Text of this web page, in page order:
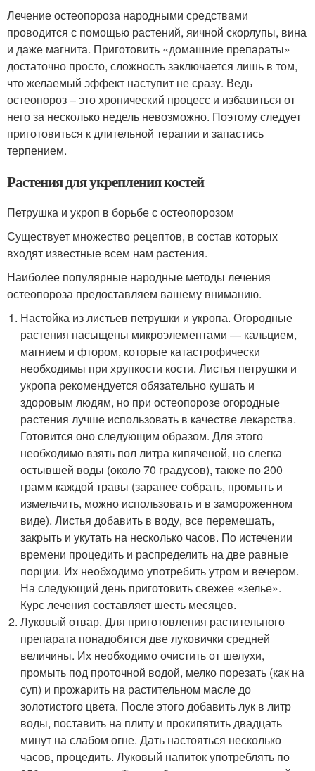
Лечение остеопороза народными средствами
проводится с помощью растений, яичной скорлупы, вина
и даже магнита. Приготовить «домашние препараты»
достаточно просто, сложность заключается лишь в том,
что желаемый эффект наступит не сразу. Ведь
остеопороз – это хронический процесс и избавиться от
него за несколько недель невозможно. Поэтому следует
приготовиться к длительной терапии и запастись
терпением.
Растения для укрепления костей
Петрушка и укроп в борьбе с остеопорозом
Существует множество рецептов, в состав которых
входят известные всем нам растения.
Наиболее популярные народные методы лечения
остеопороза предоставляем вашему вниманию.
Настойка из листьев петрушки и укропа. Огородные
растения насыщены микроэлементами — кальцием,
магнием и фтором, которые катастрофически
необходимы при хрупкости кости. Листья петрушки и
укропа рекомендуется обязательно кушать и
здоровым людям, но при остеопорозе огородные
растения лучше использовать в качестве лекарства.
Готовится оно следующим образом. Для этого
необходимо взять пол литра кипяченой, но слегка
остывшей воды (около 70 градусов), также по 200
грамм каждой травы (заранее собрать, промыть и
измельчить, можно использовать и в замороженном
виде). Листья добавить в воду, все перемешать,
закрыть и укутать на несколько часов. По истечении
времени процедить и распределить на две равные
порции. Их необходимо употребить утром и вечером.
На следующий день приготовить свежее «зелье».
Курс лечения составляет шесть месяцев.
Луковый отвар. Для приготовления растительного
препарата понадобятся две луковички средней
величины. Их необходимо очистить от шелухи,
промыть под проточной водой, мелко порезать (как на
суп) и прожарить на растительном масле до
золотистого цвета. После этого добавить лук в литр
воды, поставить на плиту и прокипятить двадцать
минут на слабом огне. Дать настояться несколько
часов, процедить. Луковый напиток употреблять по